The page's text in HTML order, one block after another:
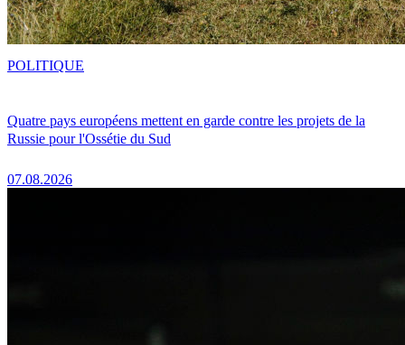
Quatre pays européens mettent en garde contre les projets de la
Russie pour l'Ossétie du Sud
07.08.2026
POLITIQUE